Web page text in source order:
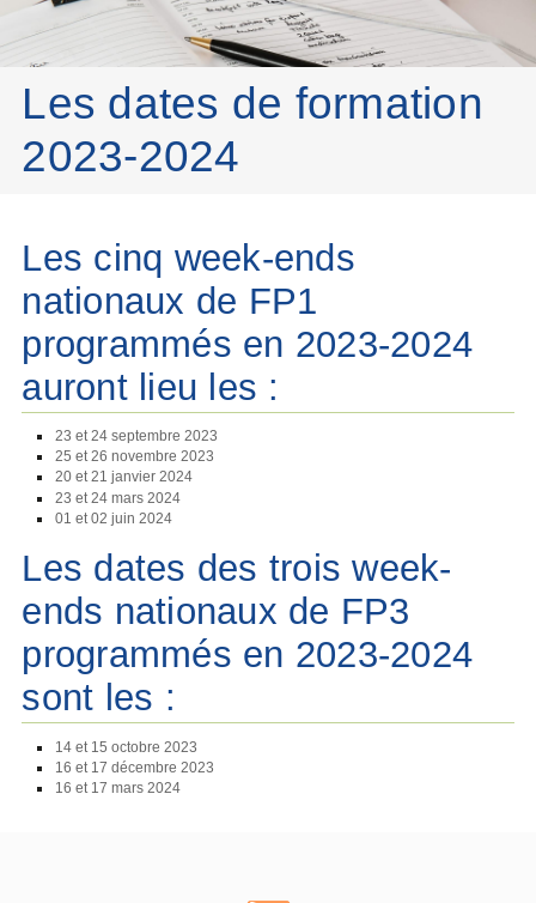
Les dates de formation
2023-2024
Les cinq week-ends
nationaux de FP1
programmés en 2023-2024
auront lieu les :
23 et 24 septembre 2023
25 et 26 novembre 2023
20 et 21 janvier 2024
23 et 24 mars 2024
01 et 02 juin 2024
Les dates des trois week-
ends nationaux de FP3
programmés en 2023-2024
sont les :
14 et 15 octobre 2023
16 et 17 décembre 2023
16 et 17 mars 2024